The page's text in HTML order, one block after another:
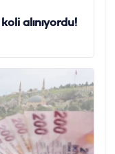
alınıyordu!